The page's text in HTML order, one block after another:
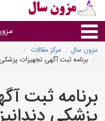
مزون سال
مرکز مقالات
برنامه ثبت آگهی تجهیزات
برنامه ثبت